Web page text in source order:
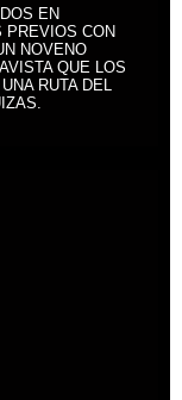
EN
PREVIOS CON
NOVENO
QUE LOS
RUTA DEL